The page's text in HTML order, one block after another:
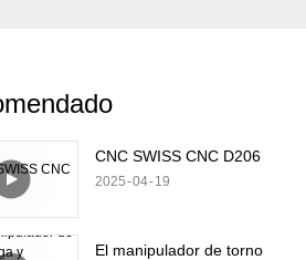
CNC SWISS CNC D206
2025 04 19
El manipulador de torno